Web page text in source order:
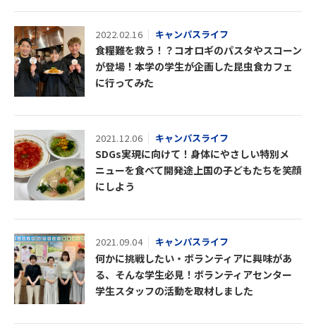
2022.02.16 キャンパスライフ
食糧難を救う！？コオロギのパスタやスコーン
が登場！本学の学生が企画した昆虫食カフェ
に行ってみた
2021.12.06 キャンパスライフ
SDGs実現に向けて！身体にやさしい特別メ
ニューを食べて開発途上国の子どもたちを笑顔
にしよう
2021.09.04 キャンパスライフ
何かに挑戦したい・ボランティアに興味があ
る、そんな学生必見！ボランティアセンター
学生スタッフの活動を取材しました